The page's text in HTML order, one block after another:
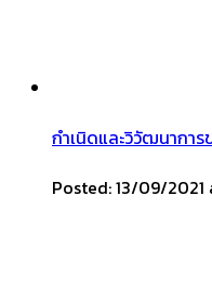
กำเนิดและวิวัฒนากา
Posted: 13/09/2021